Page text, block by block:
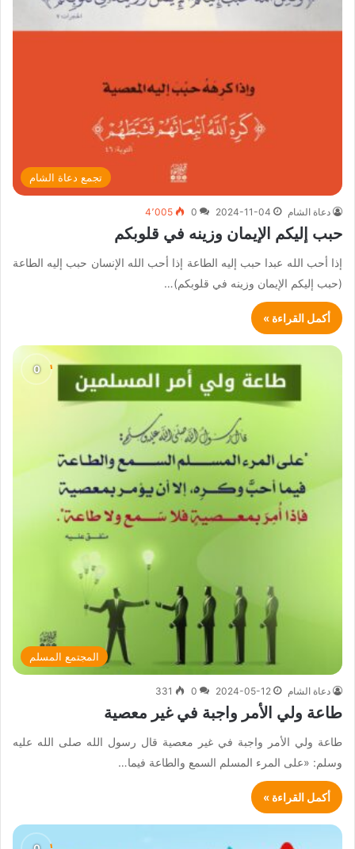
تجمع دعاة الشام
دعاة الشام 2024-11-04
0 4٬005
حبب إليكم الإيمان وزينه في قلوبكم
إذا أحب الله عبدا حبب إليه الطاعة إذا أحب الله الإنسان حبب إليه الطاعة
(حبب إليكم الإيمان وزينه في قلوبكم)…
أكمل القراءة »
المجتمع المسلم
دعاة الشام 2024-05-12
0
331
طاعة ولي الأمر واجبة في غير معصية
طاعة ولي الأمر واجبة في غير معصية قال رسول الله صلى الله عليه
وسلم: «على المرء المسلم السمع والطاعة فيما…
أكمل القراءة »